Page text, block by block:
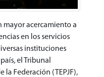
acercamiento a
en los servicios
instituciones
el Tribunal
la Federación (TEPJF),